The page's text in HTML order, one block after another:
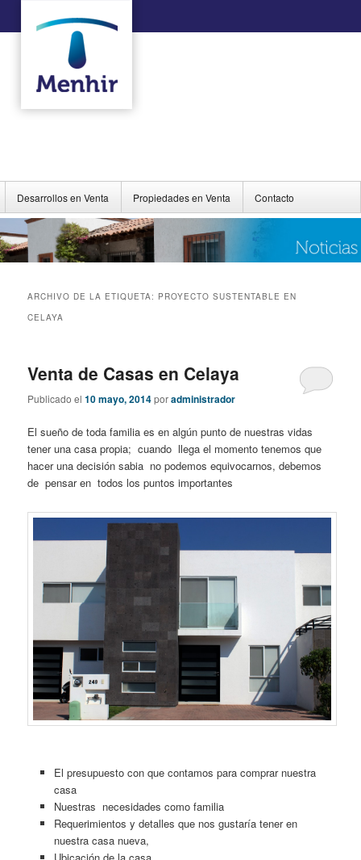
Desarrollos en Venta Propiedades en Venta Contacto
ARCHIVO DE LA ETIQUETA: PROYECTO SUSTENTABLE EN
CELAYA
Venta de Casas en Celaya
Publicado el10 mayo, 2014poradministrador
El sueño de toda familia es en algún punto de nuestras vidas
tener una casa propia; cuando llega el momento tenemos que
hacer una decisión sabia no podemos equivocarnos, debemos
de pensar en todos los puntos importantes
El presupuesto con que contamos para comprar nuestra
casa
Nuestras necesidades como familia
Requerimientos y detalles que nos gustaría tener en
nuestra casa nueva,